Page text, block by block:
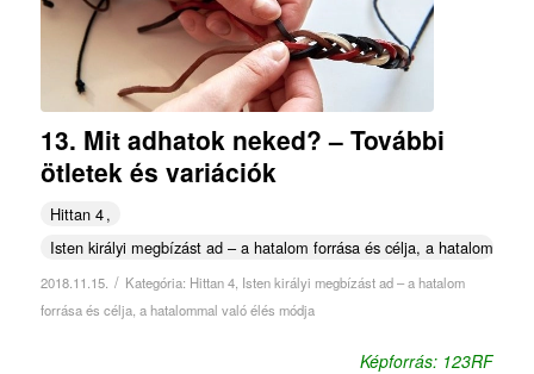
13. Mit adhatok neked? – További
ötletek és variációk
Hittan 4
Isten királyi megbízást ad – a hatalom forrása és célja, a hatalommal
2018.11.15. / Kategória: Hittan 4, Isten királyi megbízást ad – a hatalom
forrása és célja, a hatalommal való élés módja
Képforrás: 123RF